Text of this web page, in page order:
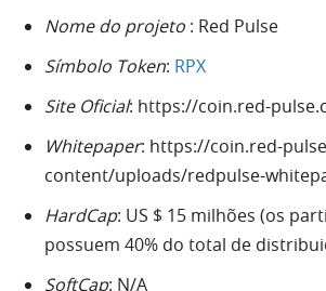
Nome do projeto : Red Pulse
Símbolo Token: RPX
Site Oficial: https://coin.red-
Whitepaper: https://coin.red-
content/uploads/redpulse-
HardCap: US $ 15 milhões (os
possuem 40% do total de
SoftCap: N/A